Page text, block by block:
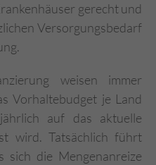
gerecht und
Versorgungsbedarf
weisen immer
Vorhaltebudget je Land
auf das aktuelle
wird. Tatsächlich führt
sich die Mengenanreize